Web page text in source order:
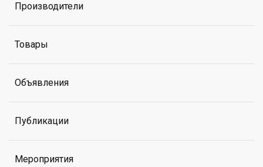
Производители
Товары
Объявления
Публикации
Мероприятия